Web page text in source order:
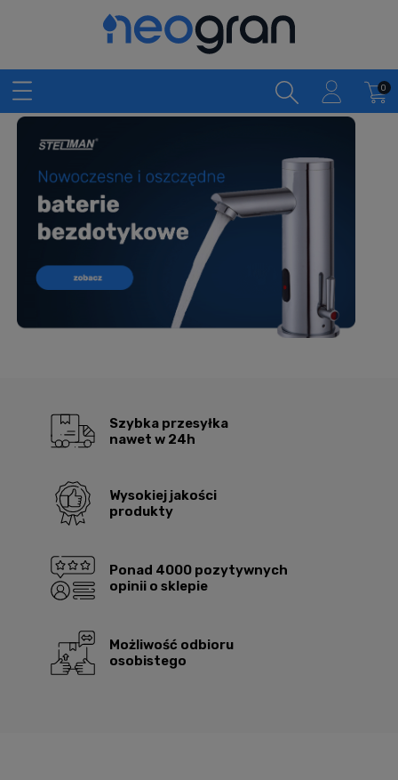
Szybka przesyłka
nawet w 24h
Wysokiej jakości
produkty
Ponad 4000 pozytywnych
opinii o sklepie
Możliwość odbioru
osobistego